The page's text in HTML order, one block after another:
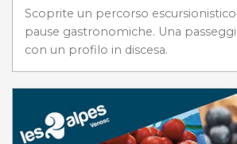
Scoprite un percorso
pause gastronomiche. Una
con un profilo in discesa.